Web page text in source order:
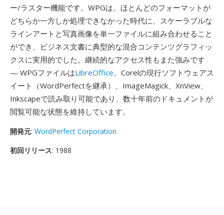
ー/ラスター機能です。WPGは、ほとんどのフォーマットが
どちらか一方しか処理できなかった時代に、スケーラブルな
ラインアートと写真画像を単一ファイルに組み合わせること
ができ、ビジネス文書に典型的な混合コンテンツグラフィッ
クスに実用的でした。継続的なアクセス性もまた強みです
— WPGファイルはLibreOffice、Corelの現行ソフトウェアス
イート（WordPerfectを継承）、ImageMagick、XnView、
Inkscapeで読み取り可能であり、数十年前のドキュメントが
閲覧可能な状態を維持しています。
開発元: WordPerfect Corporation
初回リリース: 1988